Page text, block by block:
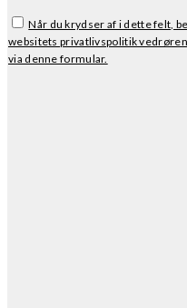
Når du krydser af i dette felt,
websitets privatlivspolitik
via denne formular.